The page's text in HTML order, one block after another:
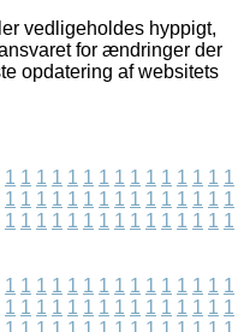
vedligeholdes hyppigt,
for ændringer der
opdatering af websitets
1 1 1 1 1 1 1 1 1 1 1 1 1 1 1
1 1 1 1 1 1 1 1 1 1 1 1 1 1 1
1 1 1 1 1 1 1 1 1 1 1 1 1 1 1
1 1 1 1 1 1 1 1 1 1 1 1 1 1 1
1 1 1 1 1 1 1 1 1 1 1 1 1 1 1